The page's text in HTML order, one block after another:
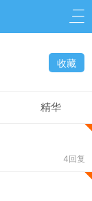
收藏
精华
4回复